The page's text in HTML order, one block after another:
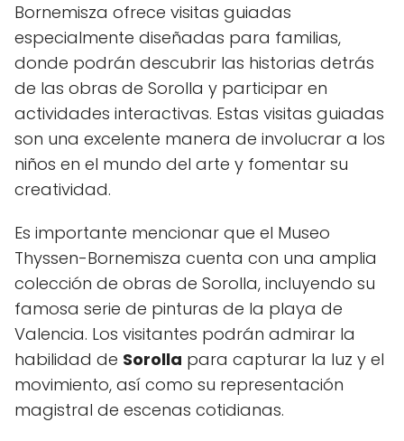
Bornemisza ofrece visitas guiadas
especialmente diseñadas para familias,
donde podrán descubrir las historias detrás
de las obras de Sorolla y participar en
actividades interactivas. Estas visitas guiadas
son una excelente manera de involucrar a los
niños en el mundo del arte y fomentar su
creatividad.
Es importante mencionar que el Museo
Thyssen-Bornemisza cuenta con una amplia
colección de obras de Sorolla, incluyendo su
famosa serie de pinturas de la playa de
Valencia. Los visitantes podrán admirar la
habilidad de Sorolla para capturar la luz y el
movimiento, así como su representación
magistral de escenas cotidianas.